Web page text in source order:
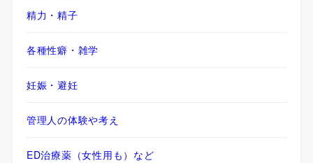
精力・精子
各種性癖・雑学
妊娠・避妊
管理人の体験や考え
ED治療薬（女性用も）など